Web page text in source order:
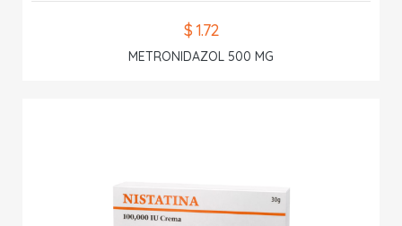
$ 1.72
METRONIDAZOL 500 MG